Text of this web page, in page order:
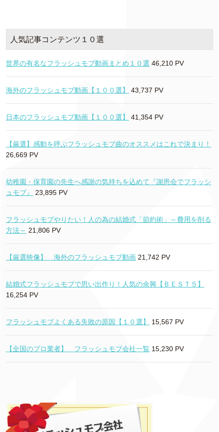
人気記事コンテンツ１０選
世界の有名なフラッシュモブ動画まとめ１０選 46,210 PV
海外のフラッシュモブ動画【１００選】 43,737 PV
日本のフラッシュモブ動画【１００選】 41,354 PV
【厳選】感動を呼ぶフラッシュモブ曲のオススメはこれで決まり！
26,669 PV
幼稚園・保育園の先生へ感謝の気持ちを込めて『謝恩会でフラッシ
ュモブ』
23,895 PV
フラッシュモブやりたい！人の為の結婚式「節約術」～費用を削る
方法～ 21,806 PV
【厳選映像】 海外のフラッシュモブ動画 21,742 PV
結婚式フラッシュモブで思い出作り！人気の余興【ＢＥＳＴ５】
16,254 PV
フラッシュモブよくある失敗の原因【１０選】 15,567 PV
【全国のプロ業者】 フラッシュモブ会社一覧 15,230 PV